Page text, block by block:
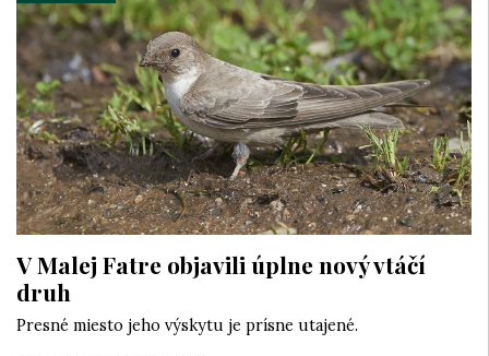
V Malej Fatre objavili úplne nový vtáčí
druh
Presné miesto jeho výskytu je prísne utajené.